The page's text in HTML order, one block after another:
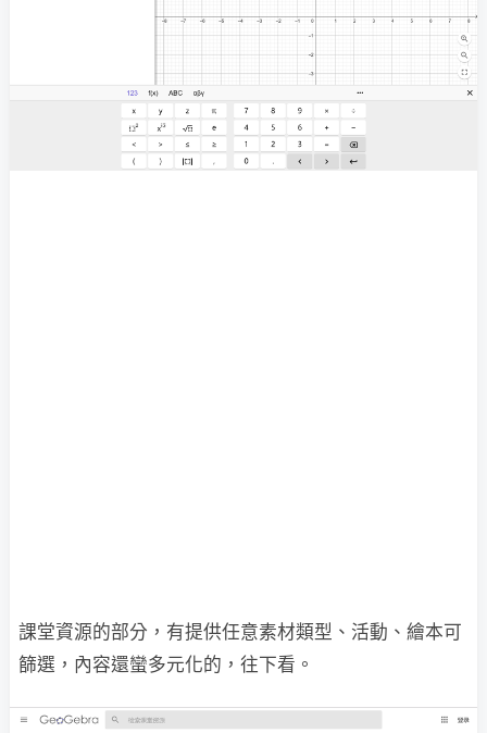
課堂資源的部分，有提供任意素材類型、活動、繪本可
篩選，內容還蠻多元化的，往下看。